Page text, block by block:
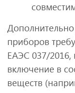
приборов
ЕАЭС 037/2016,
включение в
веществ